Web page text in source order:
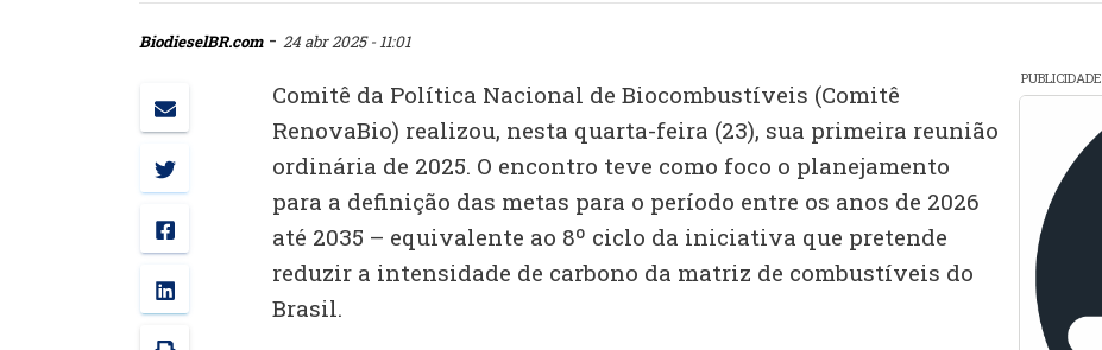
BiodieselBR.com- 24 abr 2025 - 11:01
Comitê da Política Nacional de Biocombustíveis (Comitê
RenovaBio) realizou, nesta quarta-feira (23), sua primeira reunião
ordinária de 2025. O encontro teve como foco o planejamento
para a definição das metas para o período entre os anos de 2026
até 2035 – equivalente ao 8º ciclo da iniciativa que pretende
reduzir a intensidade de carbono da matriz de combustíveis do
Brasil.
PUBLICIDADE